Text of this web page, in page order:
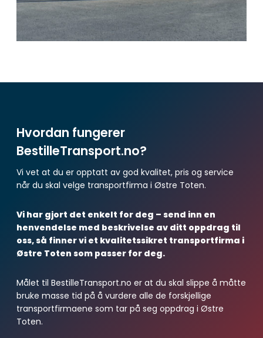
Hvordan fungerer
BestilleTransport.no?
Vi vet at du er opptatt av god kvalitet, pris og service
når du skal velge transportfirma i Østre Toten.
Vi har gjort det enkelt for deg – send inn en
henvendelse med beskrivelse av ditt oppdrag til
oss, så finner vi et kvalitetssikret transportfirma i
Østre Toten som passer for deg.
Målet til BestilleTransport.no er at du skal slippe å måtte
bruke masse tid på å vurdere alle de forskjellige
transportfirmaene som tar på seg oppdrag i Østre
Toten.